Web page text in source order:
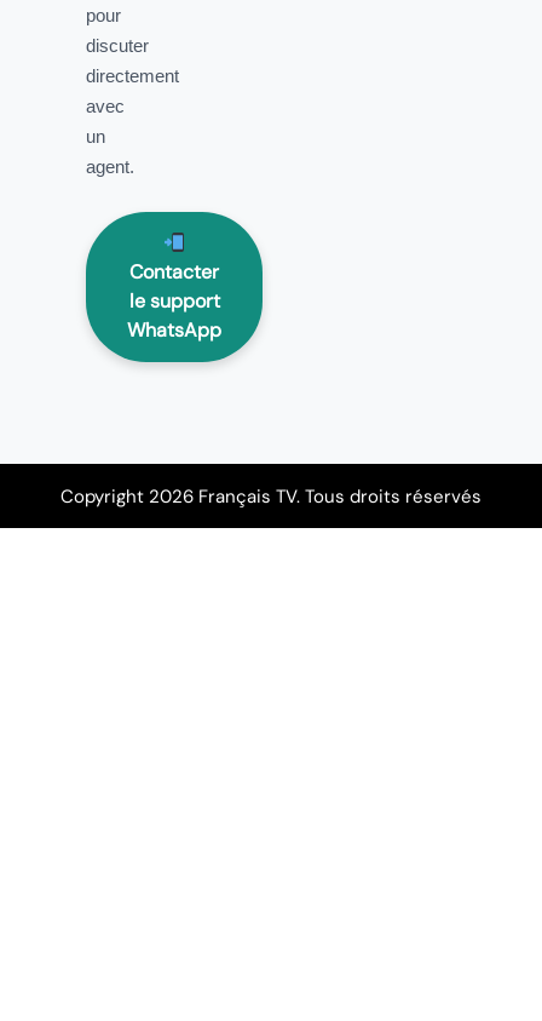
pour
discuter
directement
avec
un
agent.
Contacter
le support
WhatsApp
Copyright 2026 Français TV. Tous droits réservés